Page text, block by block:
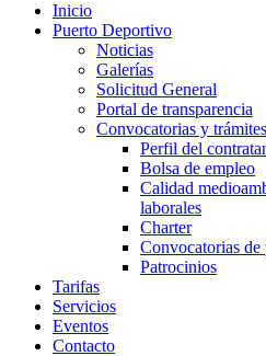
Inicio
Puerto Deportivo
Noticias
Galerías
Solicitud General
Portal de transparencia
Convocatorias y trámites
Perfil del
Bolsa de empleo
Calidad
laborales
Charter
Convocatorias de
Patrocinios
Tarifas
Servicios
Eventos
Contacto